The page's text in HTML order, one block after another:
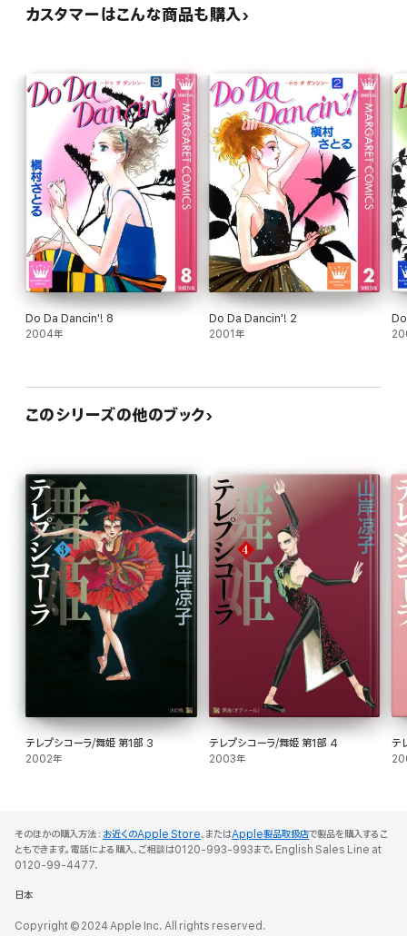
カスタマーはこんな商品も購入
Do Da Dancin'! 8
2004年
Do Da Dancin'! 2
2001年
このシリーズの他のブック
テレプシコーラ/舞姫 第1部 3
2002年
テレプシコーラ/舞姫 第1部 4
2003年
テ
そのほかの購入方法： お近くのApple Store、またはApple製品取扱店で製品を購入するこ
ともできます。電話による購入、ご相談は0120-993-993まで。English Sales Line at
0120-99-4477.
日本
Copyright © 2024 Apple Inc. All rights reserved.